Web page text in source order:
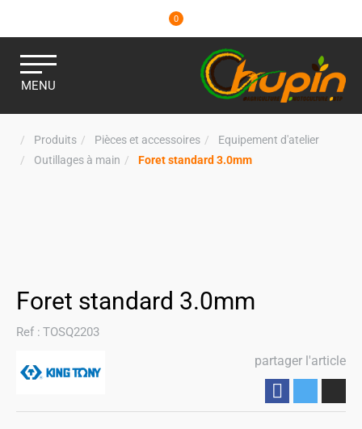
0
MENU
Produits Pièces et accessoires
Equipement d'atelier
Outillages à main
Foret standard 3.0mm
Foret standard 3.0mm
Ref : TOSQ2203
partager l'article